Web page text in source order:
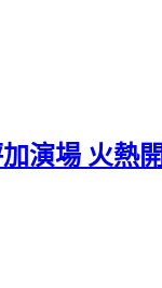
演場 火熱